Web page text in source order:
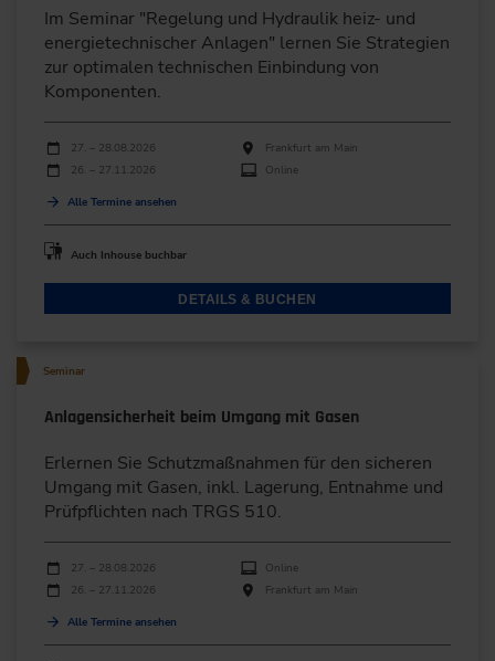
Im Seminar "Regelung und Hydraulik heiz- und
energietechnischer Anlagen" lernen Sie Strategien
zur optimalen technischen Einbindung von
Komponenten.
Durchführungen
Veranstaltungsdatum Veranstaltungsort
27. – 28.08.2026
Frankfurt am Main
26. – 27.11.2026
Online
Alle Termine ansehen
Auch Inhouse buchbar
DETAILS & BUCHEN
Seminar
Anlagensicherheit beim Umgang mit Gasen
Erlernen Sie Schutzmaßnahmen für den sicheren
Umgang mit Gasen, inkl. Lagerung, Entnahme und
Prüfpflichten nach TRGS 510.
Durchführungen
Veranstaltungsdatum Veranstaltungsort
27. – 28.08.2026
Online
26. – 27.11.2026
Frankfurt am Main
Alle Termine ansehen